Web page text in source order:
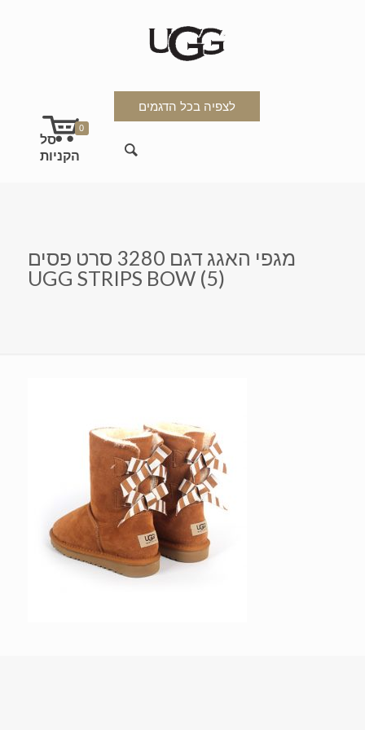
לצפיה בכל הדגמים
0
מגפי האגג דגם 3280 סרט פסים
UGG STRIPS BOW (5)